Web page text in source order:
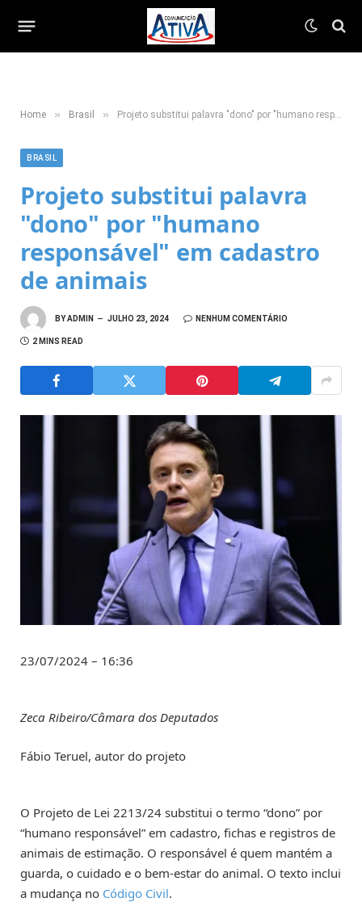
Home » Brasil » Projeto substitui palavra "dono" por "humano responsável" em cadastro de animais
BRASIL
Projeto substitui palavra
"dono" por "humano
responsável" em cadastro
de animais
BYADMIN JULHO 23, 2024 NENHUM COMENTÁRIO
2 MINS READ
23/07/2024 – 16:36
Zeca Ribeiro/Câmara dos Deputados
Fábio Teruel, autor do projeto
O Projeto de Lei 2213/24 substitui o termo “dono” por
“humano responsável” em cadastro, fichas e registros de
animais de estimação. O responsável é quem mantém a
guarda, o cuidado e o bem-estar do animal. O texto inclui
a mudança no Código Civil.